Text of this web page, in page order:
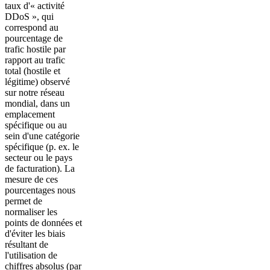
taux d'« activité
DDoS », qui
correspond au
pourcentage de
trafic hostile par
rapport au trafic
total (hostile et
légitime) observé
sur notre réseau
mondial, dans un
emplacement
spécifique ou au
sein d'une catégorie
spécifique (p. ex. le
secteur ou le pays
de facturation). La
mesure de ces
pourcentages nous
permet de
normaliser les
points de données et
d'éviter les biais
résultant de
l'utilisation de
chiffres absolus (par